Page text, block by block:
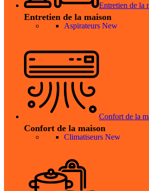
Entretien de la
Entretien de la maison
Aspirateurs New
Confort de la
Confort de la maison
Climatiseurs New